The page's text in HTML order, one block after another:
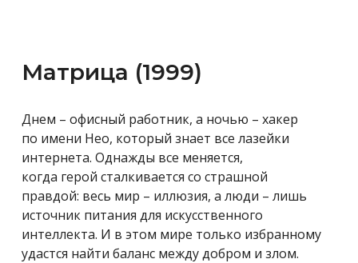
Матрица (1999)
Днем – офисный работник, а ночью – хакер
по имени Нео, который знает все лазейки
интернета. Однажды все меняется,
когда герой сталкивается со страшной
правдой: весь мир – иллюзия, а люди – лишь
источник питания для искусственного
интеллекта. И в этом мире только избранному
удастся найти баланс между добром и злом.